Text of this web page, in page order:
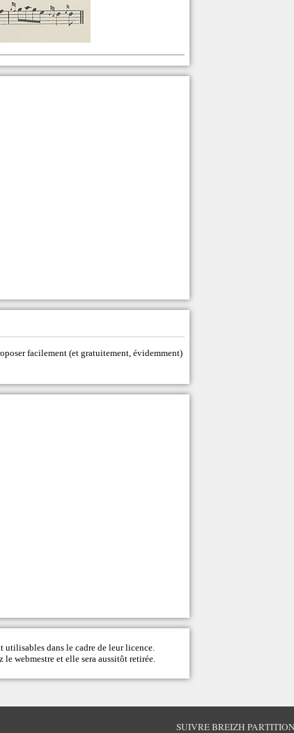
facilement (et gratuitement, évidemment)
dans le cadre de leur licence.
lewebmestre et elle sera aussitôt retirée.
SUIVRE BREIZH